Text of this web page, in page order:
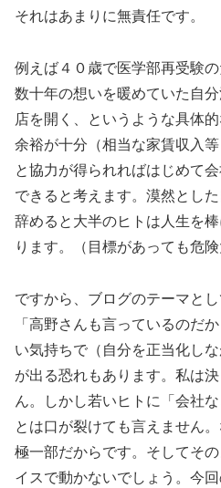
それはあまりに無責任です。
例えば４０歳で医学部再受験
数十年の想いを暖めていた自
店を開く、というような具体
余裕が十分（相当な家賃収入
と協力が得られればはじめて
できると考えます。漠然とし
辞めると大半のヒトは人生を
ります。（目標があっても危険
ですから、ブログのテーマと
「高野さんも言っているのだ
い気持ちで（自分を正当化し
が出る恐れもあります。私は
ん。しかし若いヒトに「会社
とは口が裂けても言えません
極一部だからです。そしてそ
イスで動かないでしょう。今